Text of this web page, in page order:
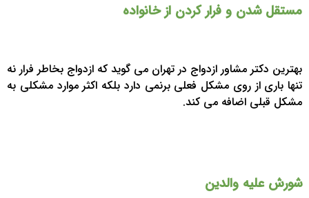
مستقل شدن و فرار کردن از خانواده
بهترین دکتر مشاور ازدواج در تهران می گوید که ازدواج بخاطر فرار نه
تنها باری از روی مشکل فعلی برنمی دارد بلکه اکثر موارد مشکلی به
مشکل قبلی اضافه می کند.
شورش علیه والدین